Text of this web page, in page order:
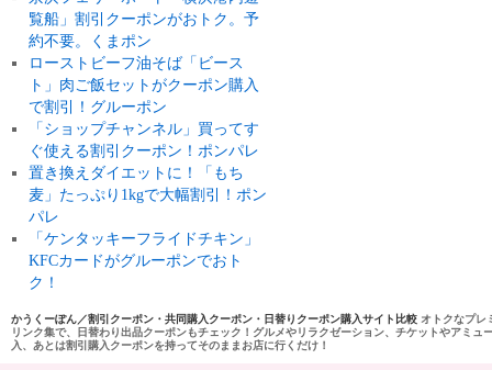
覧船」割引クーポンがおトク。予
約不要。くまポン
ローストビーフ油そば「ビース
ト」肉ご飯セットがクーポン購入
で割引！グルーポン
「ショップチャンネル」買ってす
ぐ使える割引クーポン！ポンパレ
置き換えダイエットに！「もち
麦」たっぷり1kgで大幅割引！ポン
パレ
「ケンタッキーフライドチキン」
KFCカードがグルーポンでおト
ク！
かうくーぽん／割引クーポン・共同購入クーポン・日替りクーポン購入サイト比較 オトクなプレ
リンク集で、日替わり出品クーポンもチェック！グルメやリラクゼーション、チケットやアミ
入、あとは割引購入クーポンを持ってそのままお店に行くだけ！